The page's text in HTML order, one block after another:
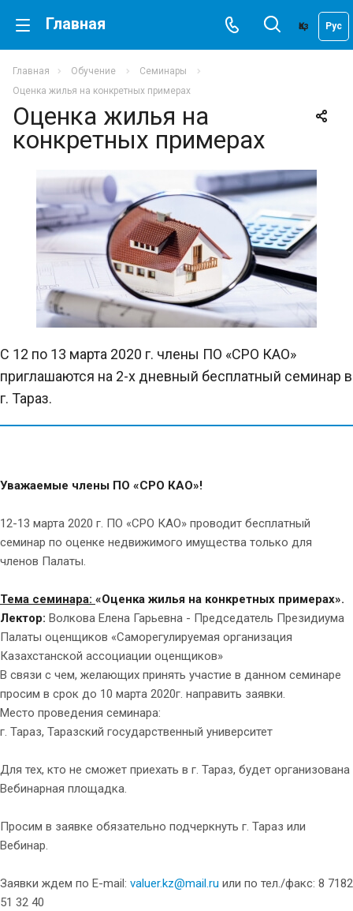
Главная Қаз Рус
Главная Обучение
Семинары
Оценка жилья на конкретных примерах
Оценка жилья на
конкретных примерах
С 12 по 13 марта 2020 г. члены ПО «СРО КАО»
приглашаются на 2-х дневный бесплатный семинар в
г. Тараз.
Уважаемые члены ПО «СРО КАО»!
12-13 марта 2020 г. ПО «СРО КАО» проводит бесплатный
семинар по оценке недвижимого имущества только для
членов Палаты.
Тема семинара: «Оценка жилья на конкретных примерах».
Лектор: Волкова Елена Гарьевна - Председатель Президиума
Палаты оценщиков «Саморегулируемая организация
Казахстанской ассоциации оценщиков»
В связи с чем, желающих принять участие в данном семинаре
просим в срок до 10 марта 2020г. направить заявки.
Место проведения семинара:
г. Тараз, Таразский государственный университет
Для тех, кто не сможет приехать в г. Тараз, будет организована
Вебинарная площадка.
Просим в заявке обязательно подчеркнуть г. Тараз или
Вебинар.
Заявки ждем по E-mail: valuer.kz@mail.ru или по тел./факс: 8 7182
51 32 40